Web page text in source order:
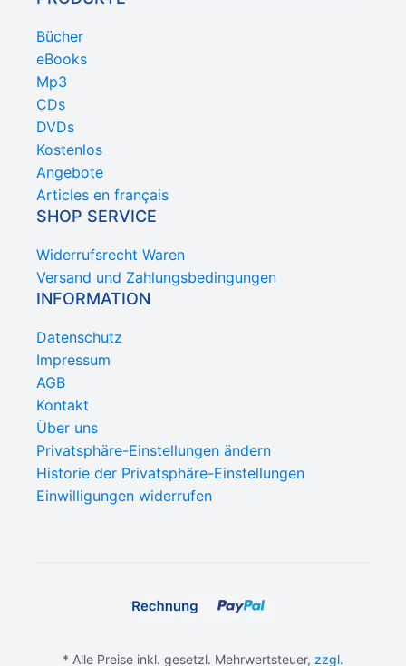
Bücher
eBooks
Mp3
CDs
DVDs
Kostenlos
Angebote
Articles en français
SHOP SERVICE
Widerrufsrecht Waren
Versand und Zahlungsbedingungen
INFORMATION
Datenschutz
Impressum
AGB
Kontakt
Über uns
Privatsphäre-Einstellungen ändern
Historie der Privatsphäre-Einstellungen
Einwilligungen widerrufen
* Alle Preise inkl. gesetzl. Mehrwertsteuer, zzgl.